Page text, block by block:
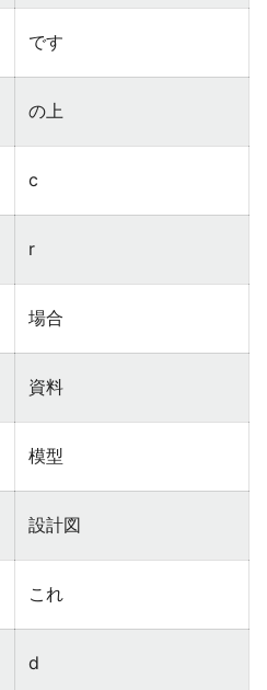
です
の上
c
r
場合
資料
模型
設計図
これ
d